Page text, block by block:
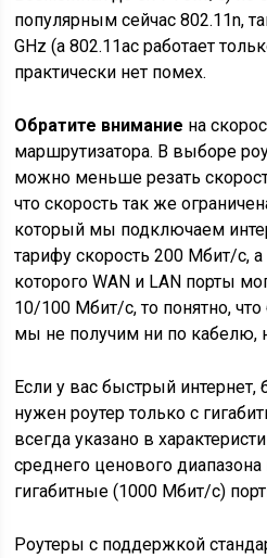
популярным сейчас 802.11n,
GHz(а 802.11ac работает
практически нет помех.
Обратите внимание на
маршрутизатора. В выборе
можно меньше резать
что скорость так же
который мы подключаем
тарифу скорость 200 Мбит/с,
которого WAN и LAN порты
10/100 Мбит/с, то понятно,
мы не получим ни по кабелю,
Если у вас быстрый
нужен роутер только с
всегда указано в
среднего ценового
гигабитные(1000 Мбит/с)
Роутеры с поддержкой